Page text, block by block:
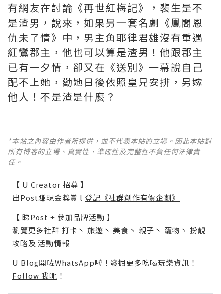
有網友在討論《再世紅梅記》，裴生是不
是渣男，說來，如果另一套名劇《鳯閣恩
仇未了情》中，男主角耶律君雄沒有重遇
紅鸞郡主，他也可以算是渣男！他跟郡主
已有一夕情，卻又在《送別》一幕說自己
配不上她，勸她日後依照皇兄安排，另嫁
他人！不是渣是什麼？ ​​​
*本站之內容由作者所提供，並不代表本站的立場。因此本站對
所有博客的立場、真實性、準確性及完整性不負任何法律責
任。
【 U Creator 招募 】
出Post賺現金獎賞 l 登記《社群創作有價企劃》
【 睇Post + 參加品牌活動 】
瀏覽更多社群 打卡 丶 旅遊 丶 美食 丶 親子 丶 寵物 丶 扮靚
攻略及 活動情報
U Blog開咗WhatsApp啦！發掘更多吃喝玩樂資訊！
Follow 我哋 ！